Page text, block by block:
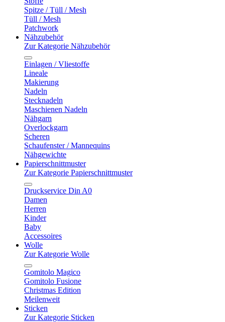
Spitze / Tüll / Mesh
Tüll / Mesh
Patchwork
Nähzubehör
Zur Kategorie Nähzubehör
Einlagen / Vliestoffe
Lineale
Makierung
Nadeln
Stecknadeln
Maschienen Nadeln
Nähgarn
Overlockgarn
Scheren
Schaufenster / Mannequins
Nähgewichte
Papierschnittmuster
Zur Kategorie Papierschnittmuster
Druckservice Din A0
Damen
Herren
Kinder
Baby
Accessoires
Wolle
Zur Kategorie Wolle
Gomitolo Magico
Gomitolo Fusione
Christmas Edition
Meilenweit
Sticken
Zur Kategorie Sticken